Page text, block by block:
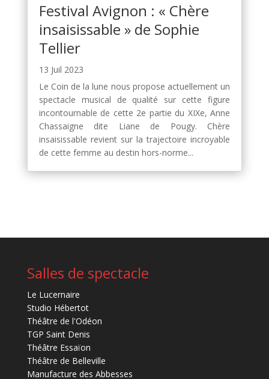
Festival Avignon : « Chère
insaisissable » de Sophie
Tellier
13 Juil 2023
Le Coin de la lune nous propose actuellement un
spectacle musical de qualité sur cette figure
incontournable de cette 2e partie du XIXe, Anne
Chassaigne dite Liane de Pougy. Chère
insaisissable revient sur la trajectoire incroyable
de cette femme au destin hors-norme...
Salles de spectacle
Le Lucernaire
Studio Hébertot
Théâtre de l'Odéon
TGP Saint Denis
Théâtre Essaïon
Théâtre de Belleville
Manufacture des Abbesses